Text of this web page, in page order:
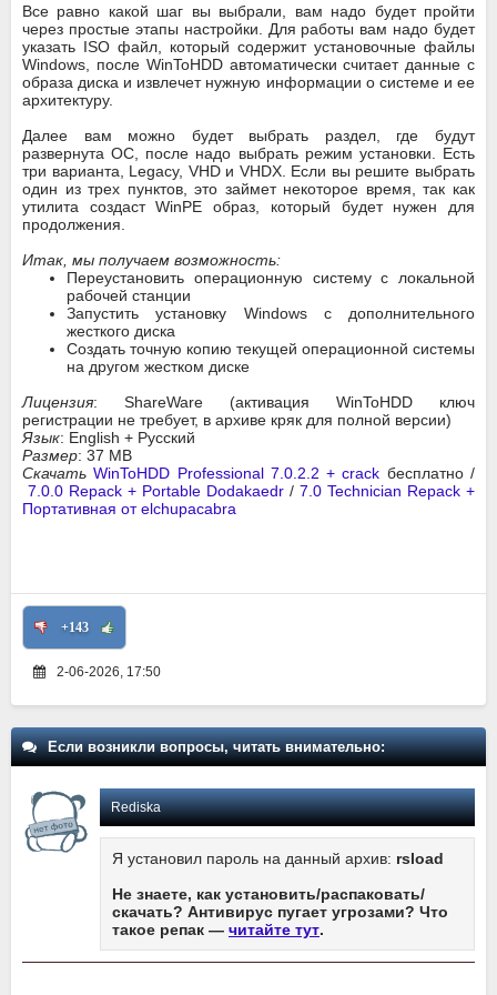
Все равно какой шаг вы выбрали, вам надо будет пройти
через простые этапы настройки. Для работы вам надо будет
указать ISO файл, который содержит установочные файлы
Windows, после WinToHDD автоматически считает данные с
образа диска и извлечет нужную информации о системе и ее
архитектуру.
Далее вам можно будет выбрать раздел, где будут
развернута ОС, после надо выбрать режим установки. Есть
три варианта, Legacy, VHD и VHDX. Если вы решите выбрать
один из трех пунктов, это займет некоторое время, так как
утилита создаст WinPE образ, который будет нужен для
продолжения.
Итак, мы получаем возможность:
Переустановить операционную систему с локальной
рабочей станции
Запустить установку Windows с дополнительного
жесткого диска
Создать точную копию текущей операционной системы
на другом жестком диске
Лицензия: ShareWare (активация WinToHDD ключ
регистрации не требует, в архиве кряк для полной версии)
Язык: English + Русский
Размер: 37 MB
СкачатьWinToHDD Professional 7.0.2.2 + crack бесплатно /
7.0.0 Repack + Portable Dodakaedr / 7.0 Technician Repack +
Портативная от elchupacabra
+143
2-06-2026, 17:50
Если возникли вопросы, читать внимательно:
Rediska
Я установил пароль на данный архив: rsload
Не знаете, как установить/распаковать/
скачать? Антивирус пугает угрозами? Что
такое репак — читайте тут.